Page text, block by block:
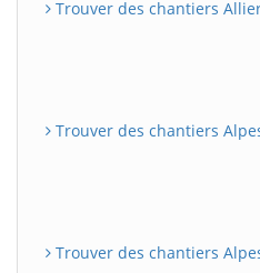
Trouver des chantiers
Trouver des chantiers
Trouver des chantiers